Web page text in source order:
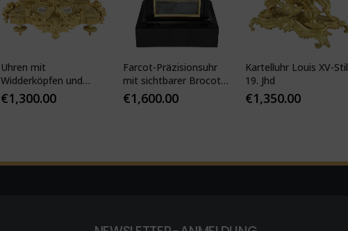
Uhren mit
Widderköpfen und
Pariser Porzellan
€1,300.00
Farcot-Präzisionsuhr
mit sichtbarer Brocot-
Hemmung
€1,600.00
Kartelluhr Louis XV-Stil
19. Jhd
€1,350.00